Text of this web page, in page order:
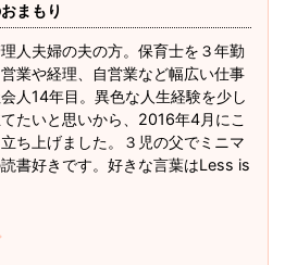
まもり
人夫婦の夫の方。保育士を３年勤
業や経理、自営業など幅広い仕事
人14年目。異色な人生経験を少し
たいと思いから、2016年4月にこ
ち上げました。３児の父でミニマ
読書好きです。好きな言葉はLess is